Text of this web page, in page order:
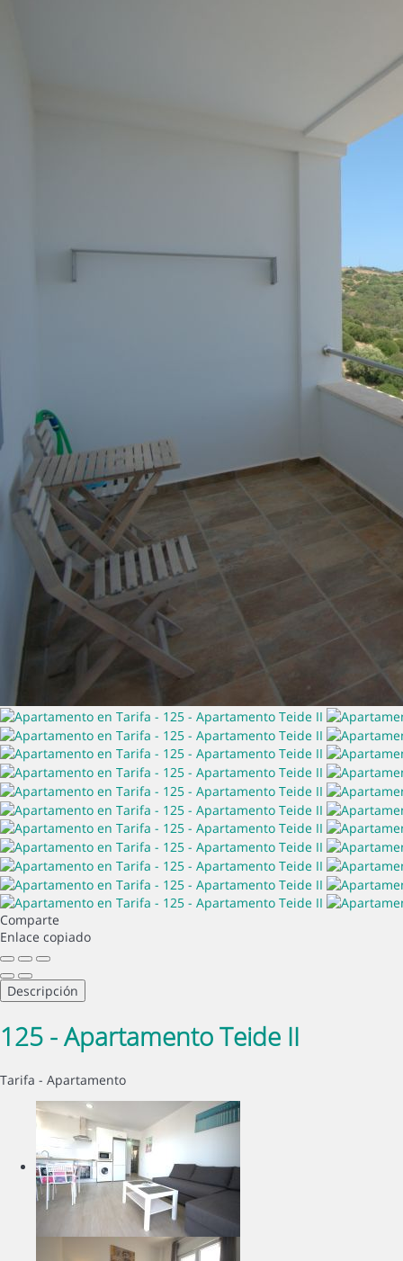
Comparte
Enlace copiado
Descripción
125 - Apartamento Teide II
Tarifa - Apartamento